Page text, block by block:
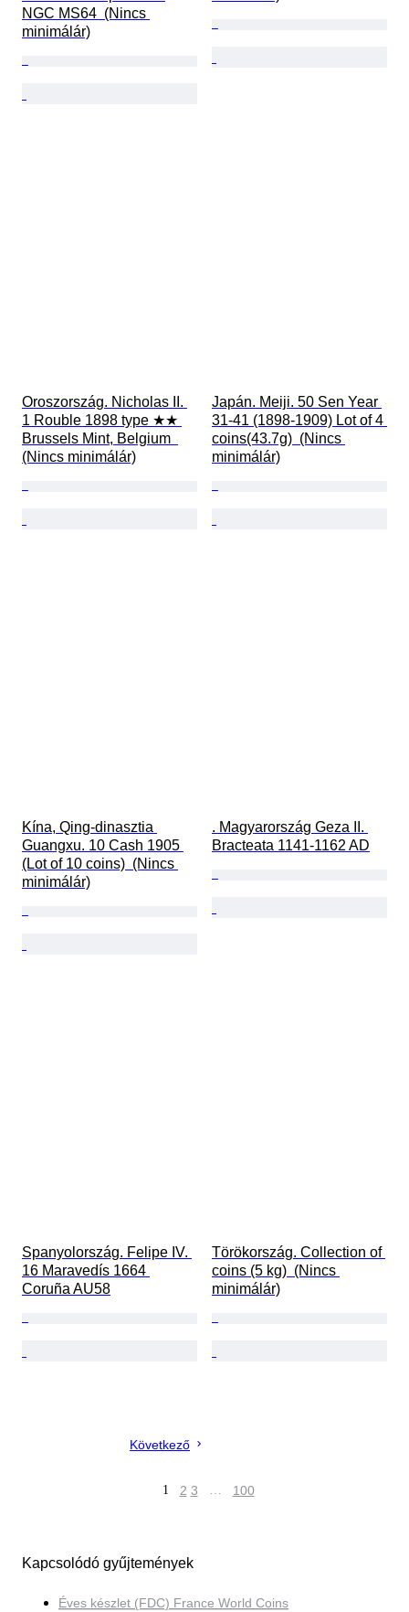
NGC MS64  (Nincs
minimálár)
Oroszország. Nicholas II.
1 Rouble 1898 type ★★
Brussels Mint, Belgium
(Nincs minimálár)
Japán. Meiji. 50 Sen Year
31-41 (1898-1909) Lot of 4
coins(43.7g)  (Nincs
minimálár)
Kína, Qing-dinasztia
Guangxu. 10 Cash 1905
(Lot of 10 coins)  (Nincs
minimálár)
. Magyarország Geza II.
Bracteata 1141-1162 AD
Spanyolország. Felipe IV.
16 Maravedís 1664
Coruña AU58
Törökország. Collection of
coins (5 kg)  (Nincs
minimálár)
Következő
1 2 3 … 100
Kapcsolódó gyűjtemények
Éves készlet (FDC) France World Coins